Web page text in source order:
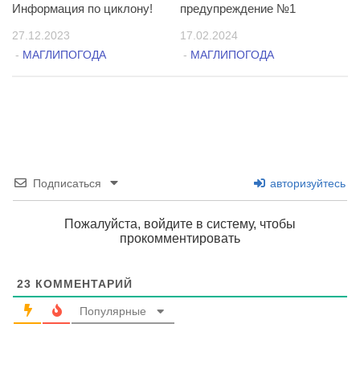
Информация по циклону!
27.12.2023
- МАГЛИПОГОДА
предупреждение №1
17.02.2024
- МАГЛИПОГОДА
Подписаться авторизуйтесь
Пожалуйста, войдите в систему, чтобы
прокомментировать
23 КОММЕНТАРИЙ
Популярные